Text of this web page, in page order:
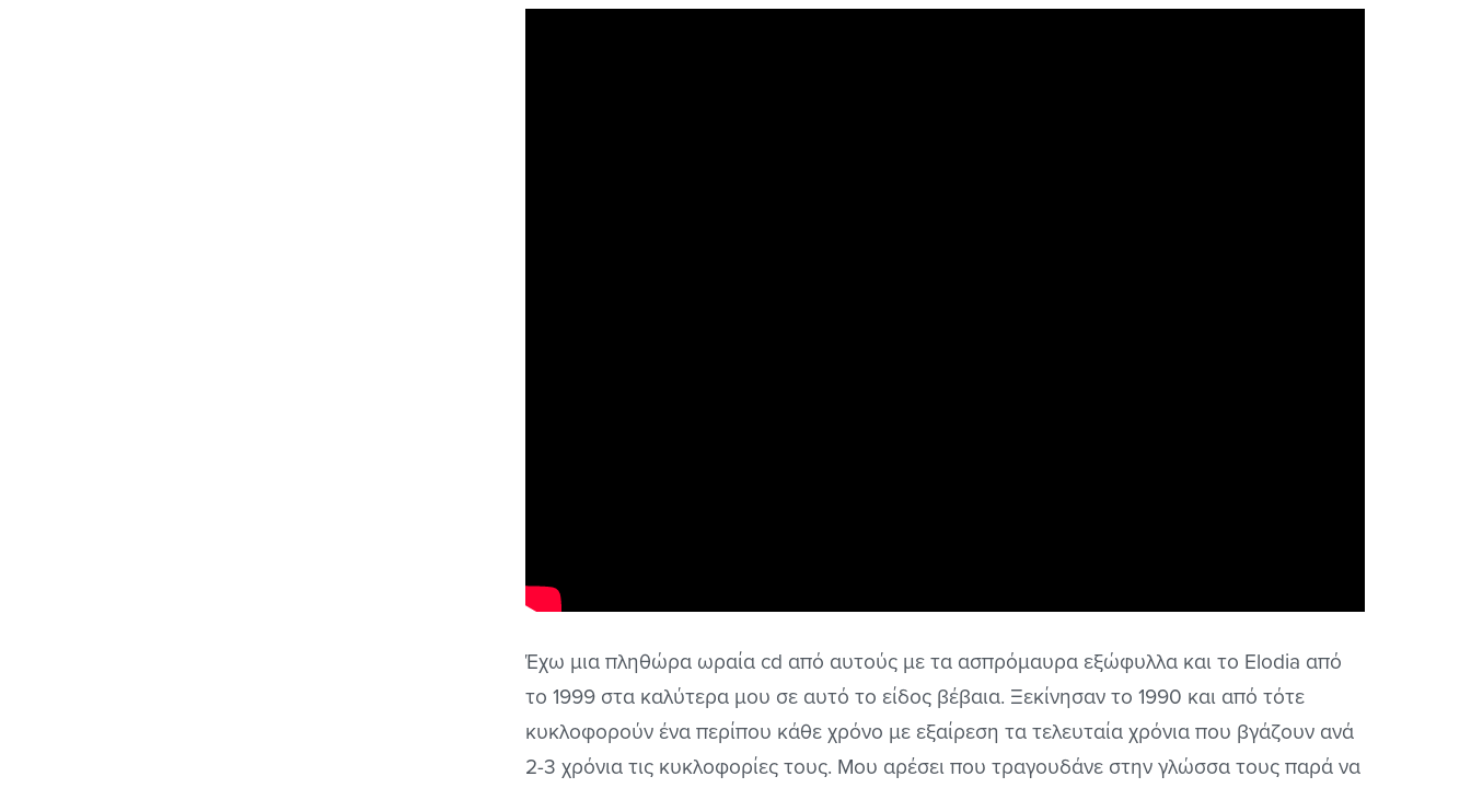
Έχω μια πληθώρα ωραία cd από αυτούς με τα ασπρόμαυρα εξώφυλλα και το Elodia από
το 1999 στα καλύτερα μου σε αυτό το είδος βέβαια. Ξεκίνησαν το 1990 και από τότε
κυκλοφορούν ένα περίπου κάθε χρόνο με εξαίρεση τα τελευταία χρόνια που βγάζουν ανά
2-3 χρόνια τις κυκλοφορίες τους. Μου αρέσει που τραγουδάνε στην γλώσσα τους παρά να